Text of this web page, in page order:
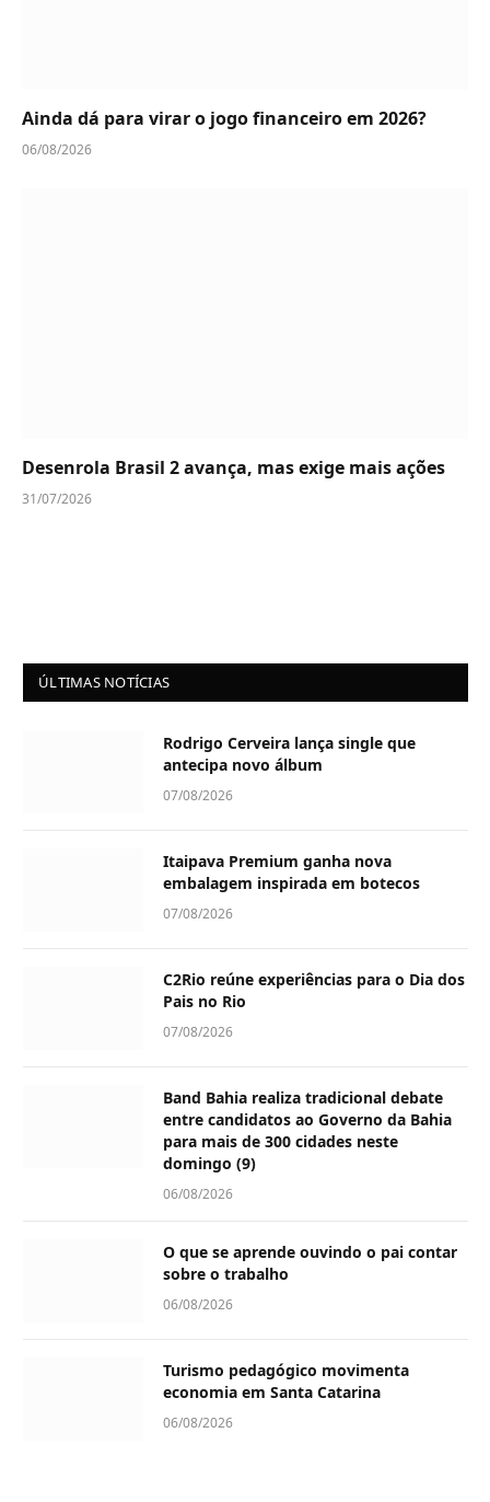
Ainda dá para virar o jogo financeiro em 2026?
06/08/2026
Desenrola Brasil 2 avança, mas exige mais ações
31/07/2026
ÚLTIMAS NOTÍCIAS
Rodrigo Cerveira lança single que
antecipa novo álbum
07/08/2026
Itaipava Premium ganha nova
embalagem inspirada em botecos
07/08/2026
C2Rio reúne experiências para o Dia dos
Pais no Rio
07/08/2026
Band Bahia realiza tradicional debate
entre candidatos ao Governo da Bahia
para mais de 300 cidades neste
domingo (9)
06/08/2026
O que se aprende ouvindo o pai contar
sobre o trabalho
06/08/2026
Turismo pedagógico movimenta
economia em Santa Catarina
06/08/2026